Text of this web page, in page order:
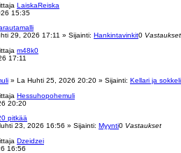
LaiskaReiska
15:35
29, 2026 17:11 » Sijainti: Hankintavinkit0 Vastaukset
m48k0
17:11
» La Huhti 25, 2026 20:20 » Sijainti: Kellari ja sokkeli
Hessuhopohemuli
20:20
pitkää
23, 2026 16:56 » Sijainti: Myynti0 Vastaukset
Dzeidzei
16:56